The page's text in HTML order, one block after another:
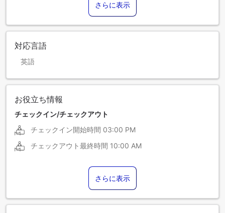
さらに表示
対応言語
英語
お役立ち情報
チェックイン/チェックアウト
チェックイン開始時間 03:00 PM
チェックアウト最終時間 10:00 AM
さらに表示